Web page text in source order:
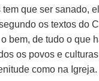
que ser sanado,
os textos do
bem, de tudo o que
os povos e
como na Igreja.